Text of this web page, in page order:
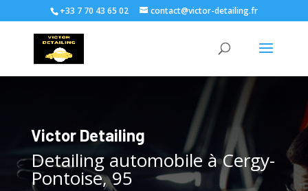
+33 7 70 43 65 02 contact@victor-detailing.fr
Victor Detailing
Detailing automobile à Cergy-
Pontoise, 95